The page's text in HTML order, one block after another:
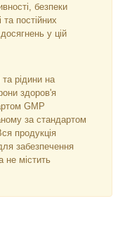
безпеки
та постійних
у цій
рідини на
здоров'я
GMP
за стандартом
продукція
забезпечення
не містить